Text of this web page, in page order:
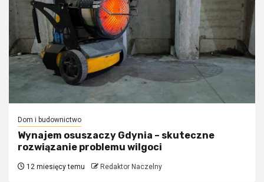
Dom i budownictwo
Wynajem osuszaczy Gdynia – skuteczne
rozwiązanie problemu wilgoci
12 miesięcy temu Redaktor Naczelny